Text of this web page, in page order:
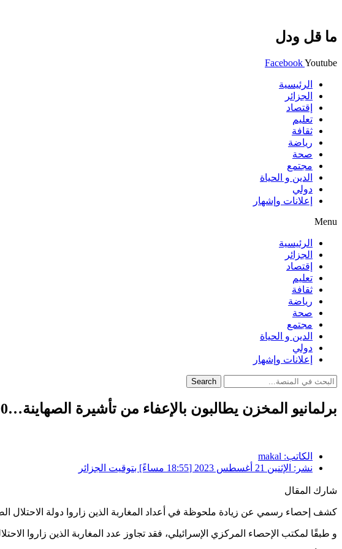
ما قل ودل
FacebookYoutube
الرئيسية
الجزائر
إقتصاد
تعليم
ثقافة
رياضة
صحة
مجتمع
الدين و الحياة
دولي
إعلانات وإشهار
Menu
الرئيسية
الجزائر
إقتصاد
تعليم
ثقافة
رياضة
صحة
مجتمع
الدين و الحياة
دولي
إعلانات وإشهار
Search
برلمانيو المخزن يطالبون بالإعفاء من تأشيرة الصهاينة…2000 مغربي زاروا إسرائيل خلال 6 أشهر
الكاتب: makal
نشر: الإثنين 21 أغسطس 2023 [18:55 مساءً] بتوقيت الجزائر
شارك المقال
كشف إحصاء رسمي عن زيادة ملحوظة في أعداد المغاربة الذين زاروا دولة الاحتلال
و طبقًا لمكتب الإحصاء المركزي الإسرائيلي، فقد تجاوز عدد المغاربة الذين زاروا الاحتلال في الـ6 أشهر الأولى من عام 2023، ألفي شخص، بزيادة سنوية قدرها 66%، حسبما نقل “معهد